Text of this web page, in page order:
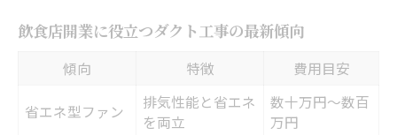
飲食店開業に役立つダクト工事の最新傾向
傾向 特徴 費用目安
省エネ型ファン
排気性能と省エネ
を両立
数十万円〜数百
万円